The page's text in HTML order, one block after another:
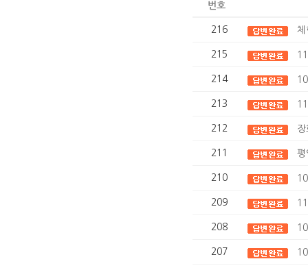
번호
216
215
214
213
212
211 평
210
209
208
207